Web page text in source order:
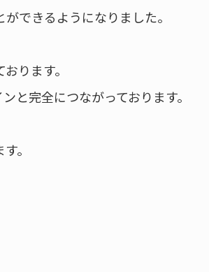
できるようになりました。
ります。
と完全につながっております。
。